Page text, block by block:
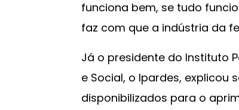
funciona bem, se tudo
faz com que a indústria da
Já o presidente do Instituto
e Social, o Ipardes, explicou
disponibilizados para o